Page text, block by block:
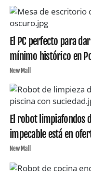
El PC perfecto para
mínimo histórico en
New Mall
El robot limpiafondos
impecable está en
New Mall